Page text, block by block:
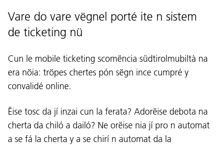
Vare do vare vëgnel porté ite n sistem
de ticketing nü
Cun le mobile ticketing scomëncia südtirolmubiltà na
era nöia: tröpes chertes pón sëgn ince cumpré y
convalidé online.
Ëise tosc da jí inzai cun la ferata? Adorëise debota na
cherta da chiló a dailó? Ne orëise nia jí pro n automat
a se fá la cherta y a se chirí n automat da la